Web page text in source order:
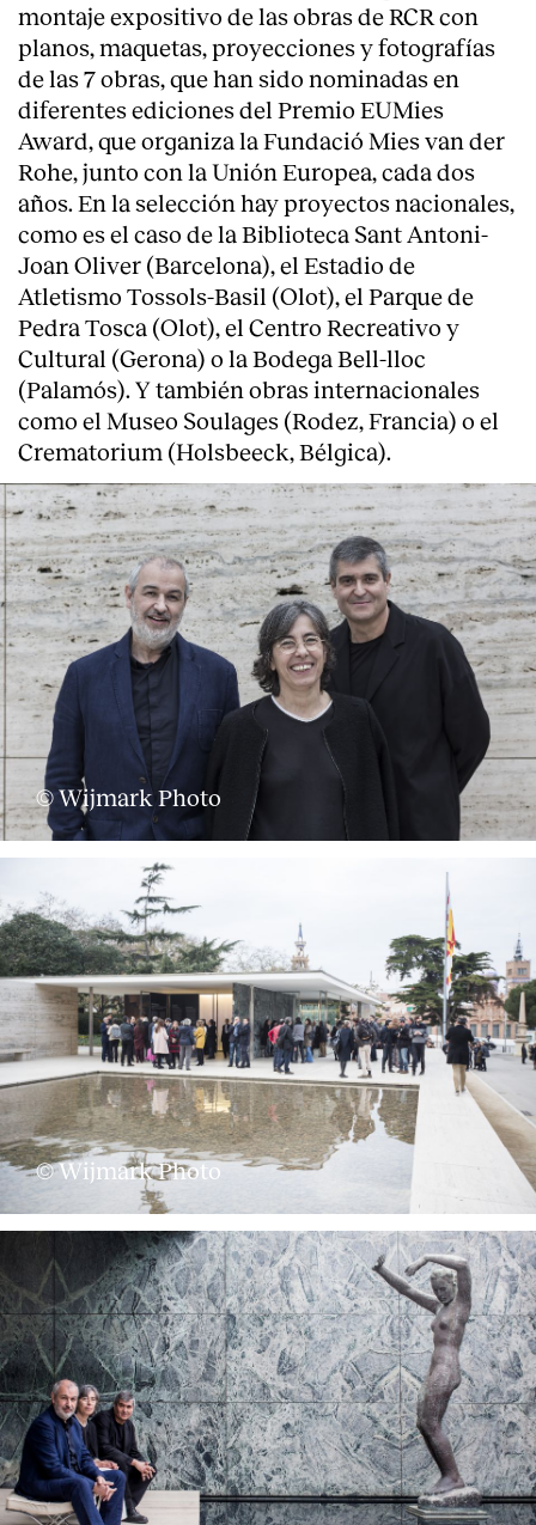
About
montaje expositivo de las obras de RCR con
planos, maquetas, proyecciones y fotografías
de las 7 obras, que han sido nominadas en
diferentes ediciones del Premio EUMies
Award, que organiza la Fundació Mies van der
Rohe, junto con la Unión Europea, cada dos
años. En la selección hay proyectos nacionales,
como es el caso de la Biblioteca Sant Antoni-
Joan Oliver (Barcelona), el Estadio de
Atletismo Tossols-Basil (Olot), el Parque de
Pedra Tosca (Olot), el Centro Recreativo y
Cultural (Gerona) o la Bodega Bell-lloc
(Palamós). Y también obras internacionales
como el Museo Soulages (Rodez, Francia) o el
Crematorium (Holsbeeck, Bélgica).
© Wijmark Photo
© Wijmark Photo